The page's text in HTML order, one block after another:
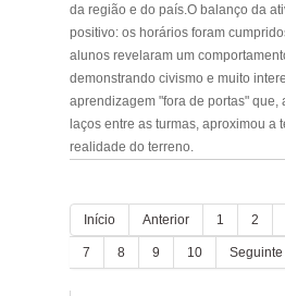
da região e do país.O balanço da
positivo: os horários foram
alunos revelaram um
demonstrando civismo e muito
aprendizagem "fora de portas" que,
laços entre as turmas, aproximou a
realidade do terreno.
Início Anterior 1 2
7 8 9 10 Seguinte